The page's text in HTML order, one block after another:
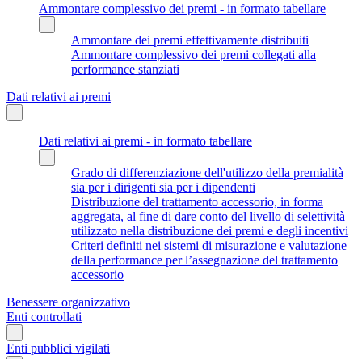
Ammontare complessivo dei premi - in formato tabellare
Ammontare dei premi effettivamente distribuiti
Ammontare complessivo dei premi collegati alla
performance stanziati
Dati relativi ai premi
Dati relativi ai premi - in formato tabellare
Grado di differenziazione dell'utilizzo della premialità
sia per i dirigenti sia per i dipendenti
Distribuzione del trattamento accessorio, in forma
aggregata, al fine di dare conto del livello di selettività
utilizzato nella distribuzione dei premi e degli incentivi
Criteri definiti nei sistemi di misurazione e valutazione
della performance per l’assegnazione del trattamento
accessorio
Benessere organizzativo
Enti controllati
Enti pubblici vigilati